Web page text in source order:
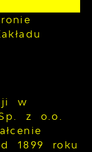
w
z o.o.
1899 roku